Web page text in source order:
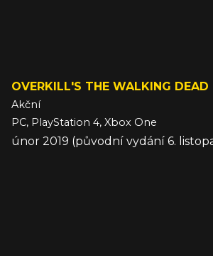
OVERKILL'S THE WALKING DEAD
Akční
PC, PlayStation 4, Xbox One
únor 2019 (původní vydání 6.